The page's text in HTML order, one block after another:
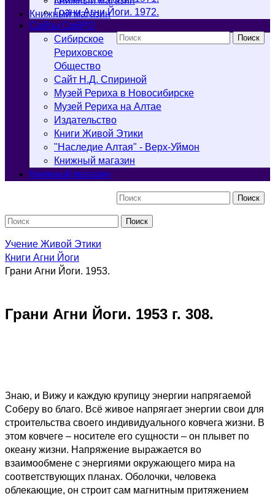
Книжный магазин
Поиск
Грани Агни Йоги. 1972.
Cайты СибРО
Сибирское
Рериховское
Общество
Сайт Н.Д. Спириной
Музей Рериха в Новосибирске
Музей Рериха на Алтае
Издательство
Книги Живой Этики
"Наследие Алтая" - Верх-Уймон
Книжный магазин
Книжный магазин
Поиск
Поиск
Учение Живой Этики
Книги Агни Йоги
Грани Агни Йоги. 1953.
Грани Агни Йоги. 1953 г. 308.
Знаю, и Вижу и каждую крупицу энергии напрягаемой
Соберу во благо. Всё живое напрягает энергии свои для
строительства своего индивидуального ковчега жизни. В
этом ковчеге – носителе его сущности – он плывет по
океану жизни. Напряжение выражается во
взаимообмене с энергиями окружающего мира на
соответствующих планах. Оболочки, человека
облекающие, он строит сам магнитным притяжением